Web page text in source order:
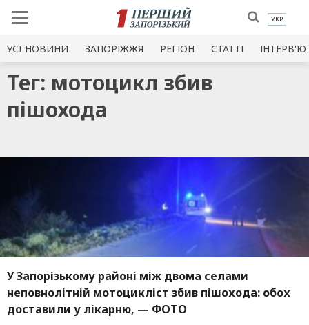
УКР
УСI НОВИНИ ЗАПОРІЖЖЯ РЕГІОН СТАТТІ ІНТЕРВ'Ю
Тег: мотоцикл збив
пішохода
У Запорізькому районі між двома селами
неповнолітній мотоцикліст збив пішохода: обох
доставили у лікарню, — ФОТО